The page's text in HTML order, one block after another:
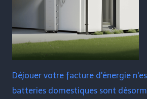
Déjouer votre facture d'énergie
batteries domestiques sont